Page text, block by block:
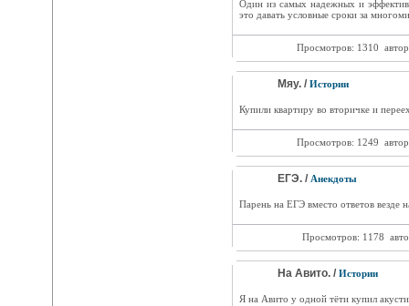
Один из самых надежных и
это давать условные сроки за
Просмотров: 1310
Мяу. / Истории
Купили квартиру во вторичке и
Просмотров: 1249
ЕГЭ. / Анекдоты
Парень на ЕГЭ вместо ответов везде
Просмотров: 1178
На Авито. / Истории
Я на Авито у одной тёти купил